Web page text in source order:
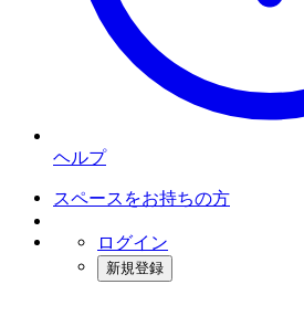
ヘルプ
スペースをお持ちの方
ログイン
新規登録